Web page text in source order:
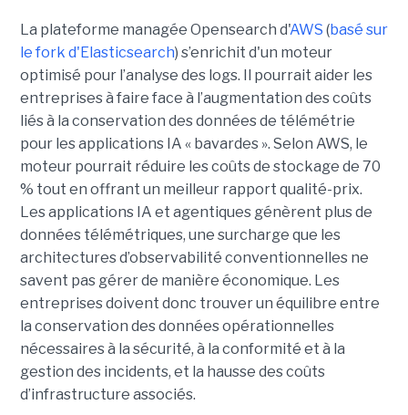
La plateforme managée Opensearch d'AWS (basé sur
le fork d'Elasticsearch) s’enrichit d'un moteur
optimisé pour l’analyse des logs. Il pourrait aider les
entreprises à faire face à l’augmentation des coûts
liés à la conservation des données de télémétrie
pour les applications IA « bavardes ». Selon AWS, le
moteur pourrait réduire les coûts de stockage de 70
% tout en offrant un meilleur rapport qualité-prix.
Les applications IA et agentiques génèrent plus de
données télémétriques, une surcharge que les
architectures d’observabilité conventionnelles ne
savent pas gérer de manière économique. Les
entreprises doivent donc trouver un équilibre entre
la conservation des données opérationnelles
nécessaires à la sécurité, à la conformité et à la
gestion des incidents, et la hausse des coûts
d’infrastructure associés.